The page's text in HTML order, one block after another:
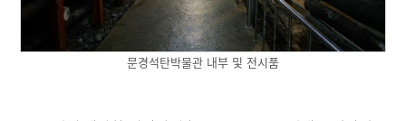
문경석탄박물관 내부 및 전시품